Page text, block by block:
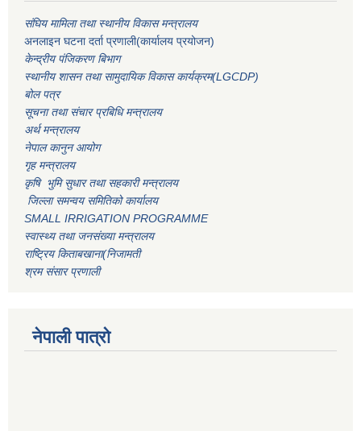
संघिय मामिला तथा स्थानीय विकास मन्त्रालय
अनलाइन घटना दर्ता प्रणाली(कार्यालय प्रयोजन)
केन्द्रीय पंजिकरण बिभाग
स्थानीय शासन तथा सामुदायिक विकास कार्यक्रम(LGCDP)
बोल पत्र
सूचना तथा संचार प्रबिधि मन्त्रालय
अर्थ मन्त्रालय
नेपाल कानुन आयोग
गृह मन्त्रालय
कृषि भुमि सुधार तथा सहकारी मन्त्रालय
जिल्ला समन्वय समितिको कार्यालय
SMALL IRRIGATION PROGRAMME
स्वास्थ्य तथा जनसंख्या मन्त्रालय
राष्ट्रिय किताबखाना(निजामती
श्रम संसार प्रणाली
नेपाली पात्रो